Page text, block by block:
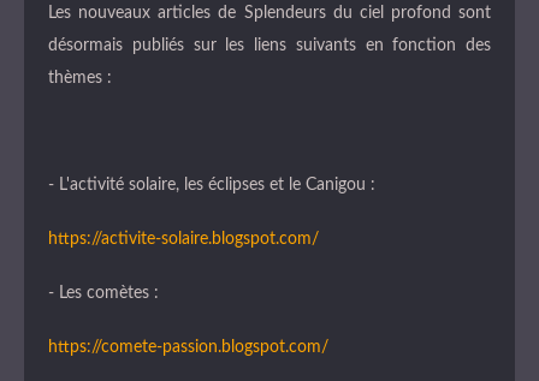
Les nouveaux articles de Splendeurs du ciel profond sont
désormais publiés sur les liens suivants en fonction des
thèmes :
- L'activité solaire, les éclipses et le Canigou :
https://activite-solaire.blogspot.com/
- Les comètes :
https://comete-passion.blogspot.com/